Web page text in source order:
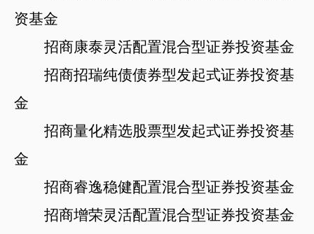
资基金
招商康泰灵活配置混合型证券投资基金
招商招瑞纯债债券型发起式证券投资基
金
招商量化精选股票型发起式证券投资基
金
招商睿逸稳健配置混合型证券投资基金
招商增荣灵活配置混合型证券投资基金